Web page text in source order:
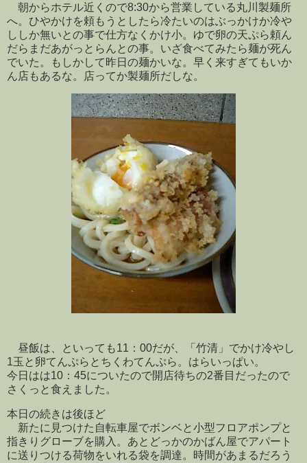
朝からホテル近くので8:30から営業している丸川製麺所
へ。ひやかけを頼もうとしたら冷たいのはぶっかけか冷や
ししか無いとの事で仕方なくかけ小。ゆで卵の天ぷら頼ん
だらまだあがっとらんとの事。いざ食べてみたら麺が死ん
でいた。もしかして昨日の麺かいな。早く来すぎてもいか
ん店もあるな。店ってか製麺所だしな。
昼飯は、といっても11：00だが、「竹清」でかけ冷やし
1玉と卵てんぷらとちくわてんぷら。はらいっぱい。
今日はは10：45についたので開店待ちの2番目だったので
さくっと食えました。
本日の続きは後ほど
新たに見つけた自転車屋でボンベと小型フロアポンプと
指きりグローブを購入。あとどっかのかばん屋でアパート
に送りつける荷物をいれる袋を調達。時間があまるだろう